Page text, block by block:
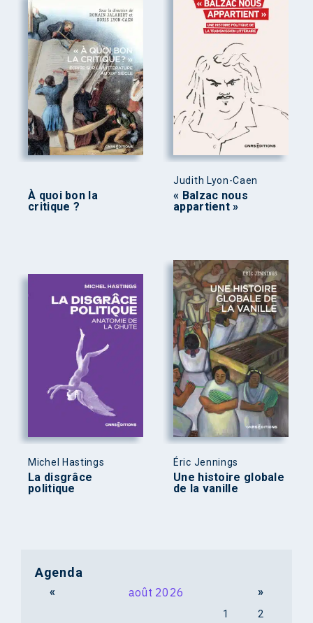
À quoi bon la
critique ?
Judith Lyon-Caen
« Balzac nous
appartient »
Michel Hastings
La disgrâce
politique
Éric Jennings
Une histoire globale
de la vanille
Agenda
« août 2026 »
1
2